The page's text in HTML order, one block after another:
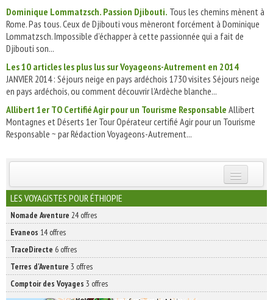
Dominique Lommatzsch. Passion Djibouti. Tous les chemins mènent à
Rome. Pas tous. Ceux de Djibouti vous mèneront forcément à Dominique
Lommatzsch. Impossible d’échapper à cette passionnée qui a fait de
Djibouti son...
Les 10 articles les plus lus sur Voyageons-Autrement en 2014
JANVIER 2014 : Séjours neige en pays ardéchois 1730 visites Séjours neige
en pays ardéchois, ou comment découvrir l’Ardèche blanche...
Allibert 1er TO Certifié Agir pour un Tourisme Responsable Allibert
Montagnes et Déserts 1er Tour Opérateur certifié Agir pour un Tourisme
Responsable ~ par Rédaction Voyageons-Autrement...
INSCRIVEZ-VOUS | ABONNEZ-VOUS
LES VOYAGISTES POUR ÉTHIOPIE
Nomade Aventure 24 offres
Evaneos 14 offres
TraceDirecte 6 offres
Terres d'Aventure 3 offres
Comptoir des Voyages 3 offres